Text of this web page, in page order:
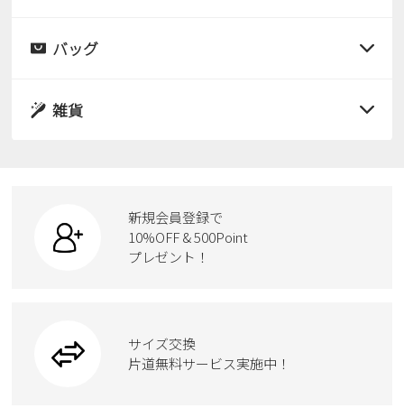
スニーカー
カジュアルシューズ
ワークシューズ
ウェア
サンダル
ローファー
ブーツ
サンダル
スクール
バッグ
ボディバッグ
ハンドバッグ
トートバッグ
雑貨
ケア用品
新規会員登録で
10%OFF & 500Point
プレゼント！
サイズ交換
片道無料サービス実施中！